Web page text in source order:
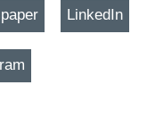
LinkedIn